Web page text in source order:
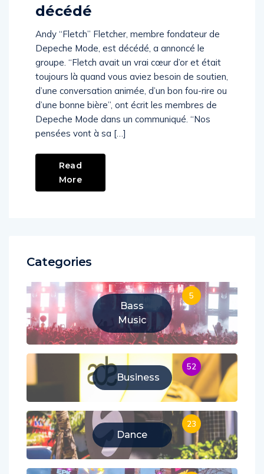
décédé
Andy “Fletch” Fletcher, membre fondateur de
Depeche Mode, est décédé, a annoncé le
groupe. “Fletch avait un vrai cœur d’or et était
toujours là quand vous aviez besoin de soutien,
d’une conversation animée, d’un bon fou-rire ou
d’une bonne bière”, ont écrit les membres de
Depeche Mode dans un communiqué. “Nos
pensées vont à sa […]
Read
More
Categories
Bass
Music
5
Business
52
Dance
23